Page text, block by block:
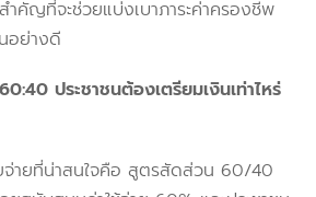
คัญที่จะช่วยแบ่งเบาภาระค่าครองชีพ
อย่างดี
ประชาชนต้องเตรียมเงินเท่าไหร่
จ่ายที่น่าสนใจคือ สูตรสัดส่วน 60/40